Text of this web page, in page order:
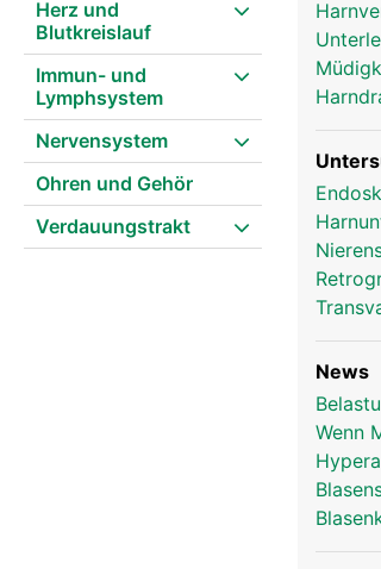
Herz und
Blutkreislauf
Immun- und
Lymphsystem
Nervensystem
Ohren und Gehör
Verdauungstrakt
News
Wenn